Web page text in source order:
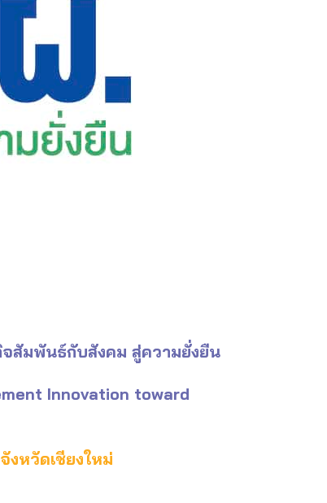
สัมพันธ์กับสังคม สู่ความยั่งยืน
Innovation toward
งหวัดเชียงใหม่